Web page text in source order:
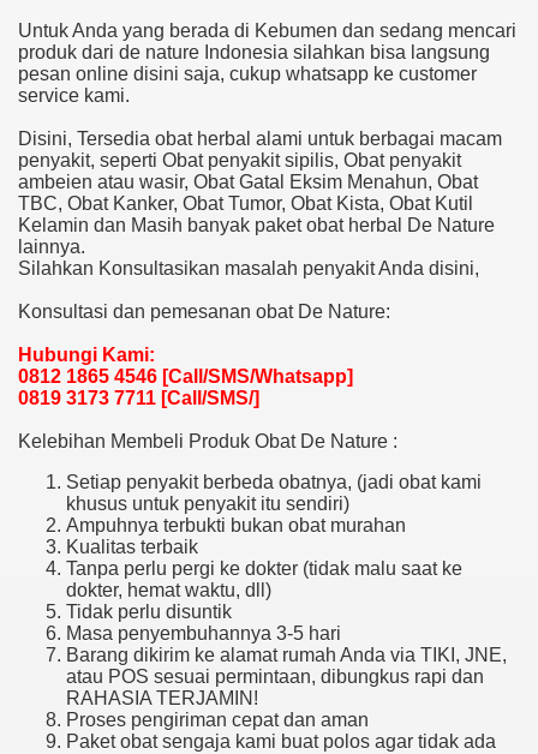
Untuk Anda yang berada di Kebumen dan sedang mencari
produk dari de nature Indonesia silahkan bisa langsung
pesan online disini saja, cukup whatsapp ke customer
service kami.
Disini, Tersedia obat herbal alami untuk berbagai macam
penyakit, seperti Obat penyakit sipilis, Obat penyakit
ambeien atau wasir, Obat Gatal Eksim Menahun, Obat
TBC, Obat Kanker, Obat Tumor, Obat Kista, Obat Kutil
Kelamin dan Masih banyak paket obat herbal De Nature
lainnya.
Silahkan Konsultasikan masalah penyakit Anda disini,
Konsultasi dan pemesanan obat De Nature:
Hubungi Kami:
0812 1865 4546 [Call/SMS/Whatsapp]
0819 3173 7711 [Call/SMS/]
Kelebihan Membeli Produk Obat De Nature :
Setiap penyakit berbeda obatnya, (jadi obat kami
khusus untuk penyakit itu sendiri)
Ampuhnya terbukti bukan obat murahan
Kualitas terbaik
Tanpa perlu pergi ke dokter (tidak malu saat ke
dokter, hemat waktu, dll)
Tidak perlu disuntik
Masa penyembuhannya 3-5 hari
Barang dikirim ke alamat rumah Anda via TIKI, JNE,
atau POS sesuai permintaan, dibungkus rapi dan
RAHASIA TERJAMIN!
Proses pengiriman cepat dan aman
Paket obat sengaja kami buat polos agar tidak ada